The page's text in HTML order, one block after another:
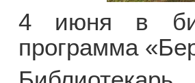
4 июня в
программа